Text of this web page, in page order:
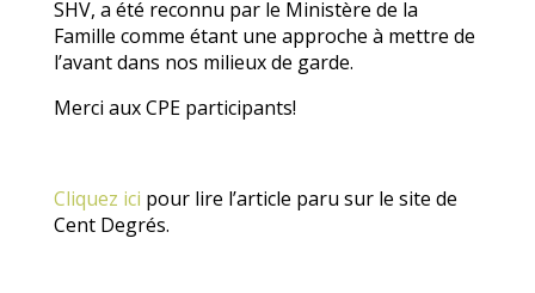
SHV, a été reconnu par le Ministère de la
Famille comme étant une approche à mettre de
l’avant dans nos milieux de garde.
Merci aux CPE participants!
Cliquez ici pour lire l’article paru sur le site de
Cent Degrés.